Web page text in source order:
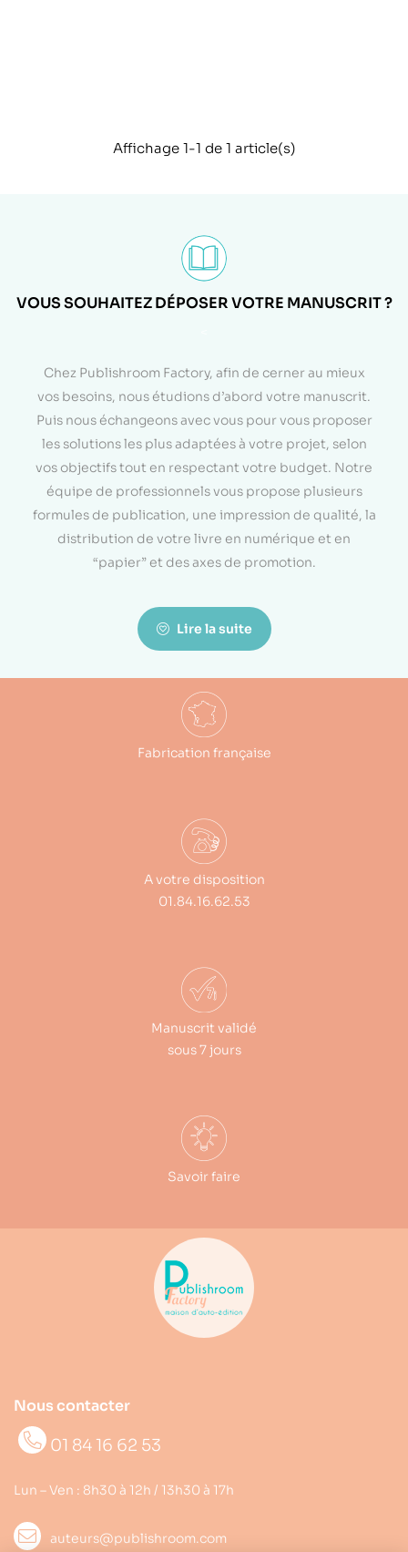
Affichage 1-1 de 1 article(s)
VOUS SOUHAITEZ DÉPOSER VOTRE MANUSCRIT ?
Chez Publishroom Factory, afin de cerner au mieux
vos besoins, nous étudions d’abord votre manuscrit.
Puis nous échangeons avec vous pour vous proposer
les solutions les plus adaptées à votre projet, selon
vos objectifs tout en respectant votre budget. Notre
équipe de professionnels vous propose plusieurs
formules de publication, une impression de qualité, la
distribution de votre livre en numérique et en
“papier” et des axes de promotion.
Lire la suite
Fabrication française
A votre disposition
01.84.16.62.53
Manuscrit validé
sous 7 jours
Savoir faire
Nous contacter
01 84 16 62 53
Lun – Ven : 8h30 à 12h / 13h30 à 17h
auteurs@publishroom.com